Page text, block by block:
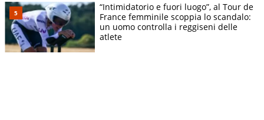
“Intimidatorio e fuori luogo”, al Tour de
France femminile scoppia lo scandalo:
un uomo controlla i reggiseni delle
atlete